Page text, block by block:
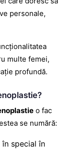
personale,
multe femei,
profundă.
o fac
se numără:
în special în